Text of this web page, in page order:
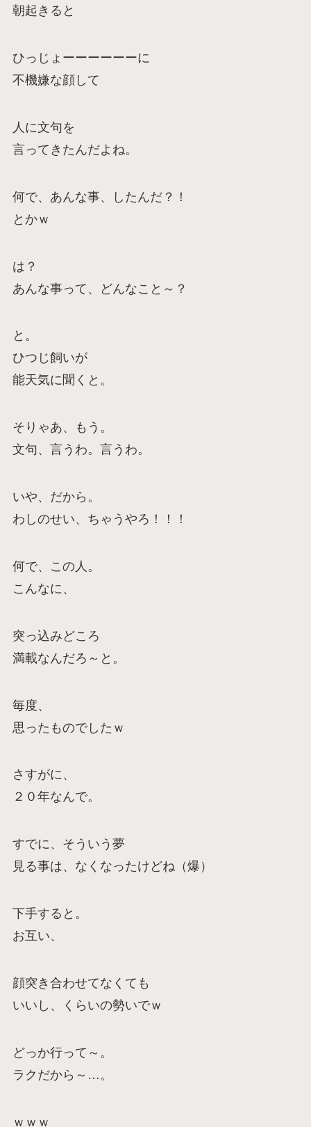
朝起きると
ひっじょーーーーーーに
不機嫌な顔して
人に文句を
言ってきたんだよね。
何で、あんな事、したんだ？！
とかｗ
は？
あんな事って、どんなこと～？
と。
ひつじ飼いが
能天気に聞くと。
そりゃあ、もう。
文句、言うわ。言うわ。
いや、だから。
わしのせい、ちゃうやろ！！！
何で、この人。
こんなに、
突っ込みどころ
満載なんだろ～と。
毎度、
思ったものでしたｗ
さすがに、
２０年なんで。
すでに、そういう夢
見る事は、なくなったけどね（爆）
下手すると。
お互い、
顔突き合わせてなくても
いいし、くらいの勢いでｗ
どっか行って～。
ラクだから～…。
ｗｗｗ